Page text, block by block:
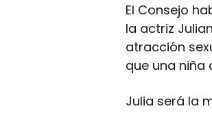
El Consejo
la actriz
atracción
que una niña
Julia será la